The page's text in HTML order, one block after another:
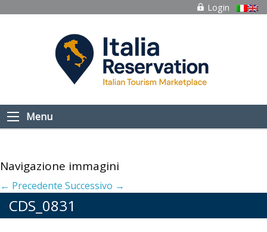
Login
Menu
Navigazione immagini
← Precedente Successivo →
CDS_0831